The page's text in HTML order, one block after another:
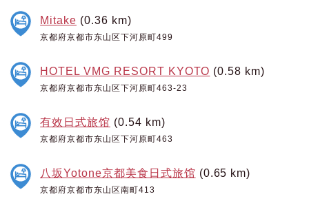
Mitake (0.36 km)
京都府京都市东山区下河原町499
HOTEL VMG RESORT KYOTO (0.58 km)
京都府京都市东山区下河原町463-23
有效日式旅馆 (0.54 km)
京都府京都市东山区下河原町463
八坂Yotone京都美食日式旅馆 (0.65 km)
京都府京都市东山区南町413